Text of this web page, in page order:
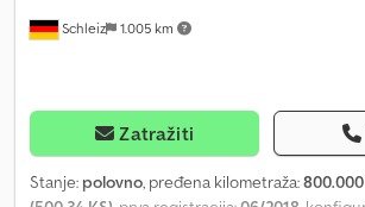
Schleiz 1.005 km
Zatražiti
Stanje: polovno, pređena kilometraža: